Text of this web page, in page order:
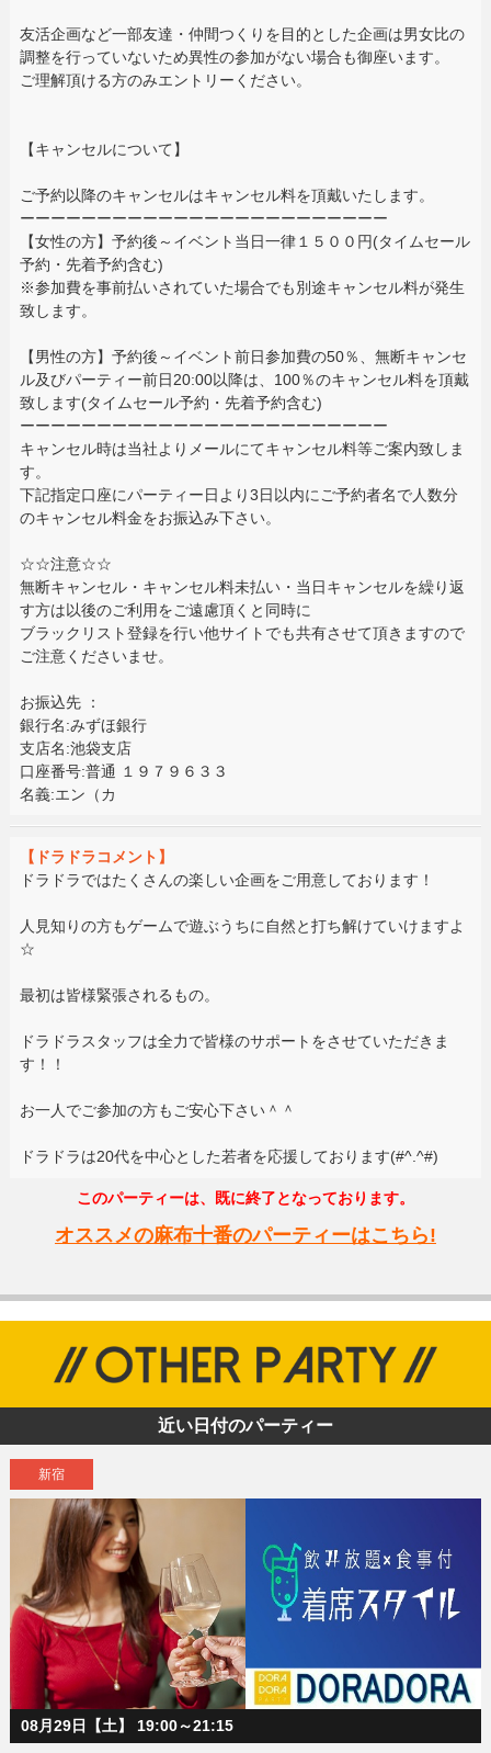
友活企画など一部友達・仲間つくりを目的とした企画は男女比の
調整を行っていないため異性の参加がない場合も御座います。
ご理解頂ける方のみエントリーください。
【キャンセルについて】
ご予約以降のキャンセルはキャンセル料を頂戴いたします。
ーーーーーーーーーーーーーーーーーーーーーーーー
【女性の方】予約後～イベント当日一律１５００円(タイムセール
予約・先着予約含む)
※参加費を事前払いされていた場合でも別途キャンセル料が発生
致します。
【男性の方】予約後～イベント前日参加費の50％、無断キャンセ
ル及びパーティー前日20:00以降は、100％のキャンセル料を頂戴
致します(タイムセール予約・先着予約含む)
ーーーーーーーーーーーーーーーーーーーーーーーー
キャンセル時は当社よりメールにてキャンセル料等ご案内致しま
す。
下記指定口座にパーティー日より3日以内にご予約者名で人数分
のキャンセル料金をお振込み下さい。
☆☆注意☆☆
無断キャンセル・キャンセル料未払い・当日キャンセルを繰り返
す方は以後のご利用をご遠慮頂くと同時に
ブラックリスト登録を行い他サイトでも共有させて頂きますので
ご注意くださいませ。
お振込先 ：
銀行名:みずほ銀行
支店名:池袋支店
口座番号:普通 １９７９６３３
名義:エン（カ
【ドラドラコメント】
ドラドラではたくさんの楽しい企画をご用意しております！
人見知りの方もゲームで遊ぶうちに自然と打ち解けていけますよ
☆
最初は皆様緊張されるもの。
ドラドラスタッフは全力で皆様のサポートをさせていただきま
す！！
お一人でご参加の方もご安心下さい＾＾
ドラドラは20代を中心とした若者を応援しております(#^.^#)
このパーティーは、既に終了となっております。
オススメの麻布十番のパーティーはこちら!
近い日付のパーティー
新宿
08月29日【土】 19:00～21:15